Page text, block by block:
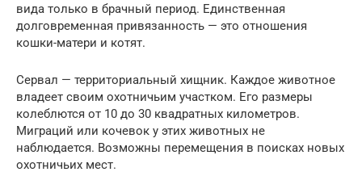
вида только в брачный период. Единственная
долговременная привязанность — это отношения
кошки-матери и котят.
Сервал — территориальный хищник. Каждое животное
владеет своим охотничьим участком. Его размеры
колеблются от 10 до 30 квадратных километров.
Миграций или кочевок у этих животных не
наблюдается. Возможны перемещения в поисках новых
охотничьих мест.